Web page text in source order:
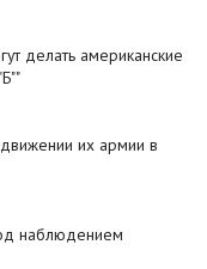
делать американские
их армии в
наблюдением